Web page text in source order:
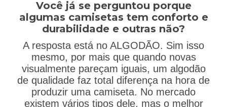
Você já se perguntou porque
algumas camisetas tem conforto e
durabilidade e outras não?
A resposta está no ALGODÃO. Sim isso
mesmo, por mais que quando novas
visualmente pareçam iguais, um algodão
de qualidade faz total diferença na hora de
produzir uma camiseta. No mercado
existem vários tipos dele, mas o melhor